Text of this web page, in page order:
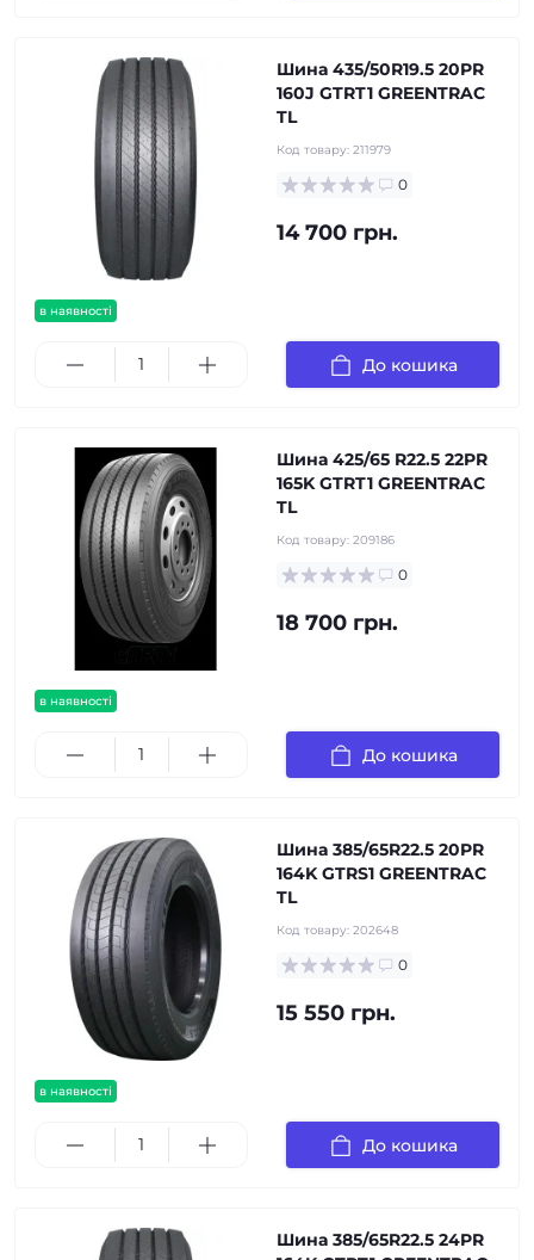
в наявності
Шина 435/50R19.5 20PR
160J GTRT1 GREENTRAC
TL
Код товару: 211979
0
14 700 грн.
До кошика
в наявності
Шина 425/65 R22.5 22PR
165K GTRT1 GREENTRAC
TL
Код товару: 209186
0
18 700 грн.
До кошика
в наявності
Шина 385/65R22.5 20PR
164K GTRS1 GREENTRAC
TL
Код товару: 202648
0
15 550 грн.
До кошика
Шина 385/65R22.5 24PR